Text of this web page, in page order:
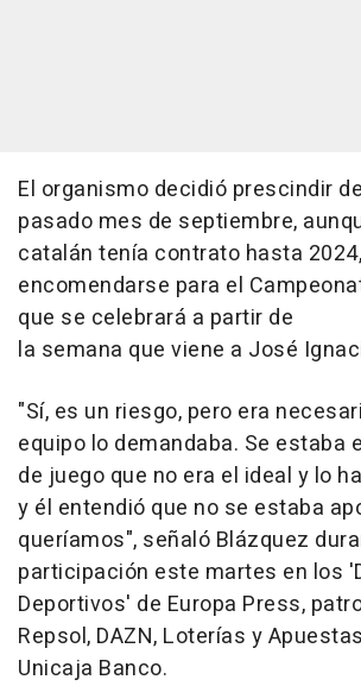
El organismo decidió prescindir
pasado mes de septiembre,
catalán tenía contrato hasta
encomendarse para el
que se celebrará a partir de
la semana que viene a José
"Sí, es un riesgo, pero era
equipo lo demandaba. Se estaba
de juego que no era el ideal y lo
y él entendió que no se estaba
queríamos", señaló Blázquez
participación este martes en los
Deportivos' de Europa Press,
Repsol, DAZN, Loterías y
Unicaja Banco.